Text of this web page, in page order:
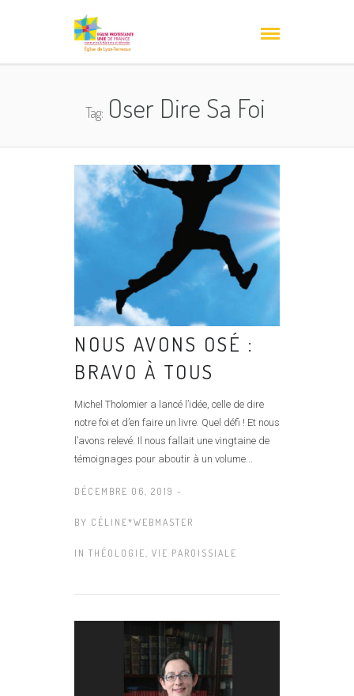
Tag:Oser Dire Sa Foi
NOUS AVONS OSÉ :
BRAVO À TOUS
Michel Tholomier a lancé l’idée, celle de dire
notre foi et d’en faire un livre. Quel défi ! Et nous
l’avons relevé. Il nous fallait une vingtaine de
témoignages pour aboutir à un volume...
DÉCEMBRE 06, 2019 -
BY CÉLINE*WEBMASTER
IN THÉOLOGIE, VIE PAROISSIALE